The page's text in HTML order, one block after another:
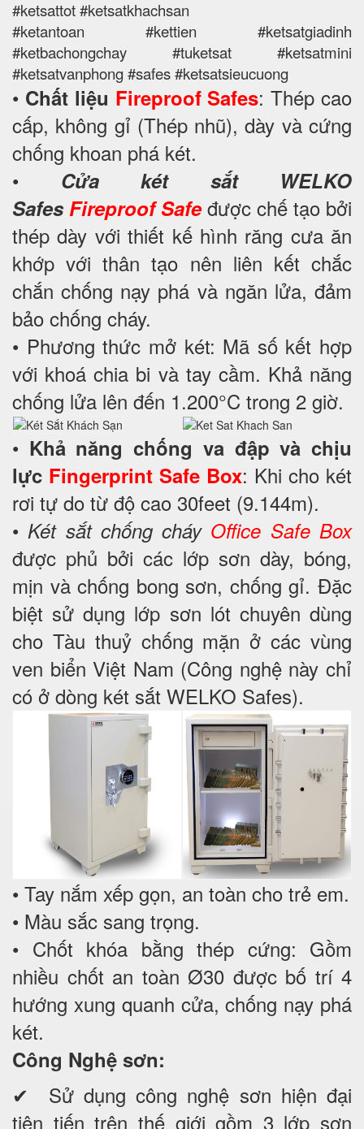
#ketsattot #ketsatkhachsan
#ketantoan #kettien #ketsatgiadinh
#ketbachongchay #tuketsat #ketsatmini
#ketsatvanphong #safes #ketsatsieucuong
• Chất liệu Fireproof Safes: Thép cao
cấp, không gỉ (Thép nhũ), dày và cứng
chống khoan phá két.
• Cửa két sắt WELKO
Safes Fireproof Safeđược chế tạo bởi
thép dày với thiết kế hình răng cưa ăn
khớp với thân tạo nên liên kết chắc
chắn chống nạy phá và ngăn lửa, đảm
bảo chống cháy.
• Phương thức mở két: Mã số kết hợp
với khoá chia bi và tay cầm. Khả năng
chống lửa lên đến 1.200°C trong 2 giờ.
• Khả năng chống va đập và chịu
lực Fingerprint Safe Box: Khi cho két
rơi tự do từ độ cao 30feet (9.144m).
• Két sắt chống cháy Office Safe Box
được phủ bởi các lớp sơn dày, bóng,
mịn và chống bong sơn, chống gỉ. Đặc
biệt sử dụng lớp sơn lót chuyên dùng
cho Tàu thuỷ chống mặn ở các vùng
ven biển Việt Nam (Công nghệ này chỉ
có ở dòng két sắt WELKO Safes).
• Tay nắm xếp gọn, an toàn cho trẻ em.
• Màu sắc sang trọng.
• Chốt khóa bằng thép cứng: Gồm
nhiều chốt an toàn Ø30 được bố trí 4
hướng xung quanh cửa, chống nạy phá
két.
Công Nghệ sơn:
✔ Sử dụng công nghệ sơn hiện đại
tiên tiến trên thế giới gồm 3 lớp sơn